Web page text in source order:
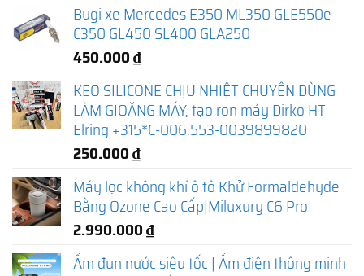
Bugi xe Mercedes E350 ML350 GLE550e
C350 GL450 SL400 GLA250
450.000₫
KEO SILICONE CHỊU NHIỆT CHUYÊN DÙNG
LÀM GIOĂNG MÁY, tạo ron máy Dirko HT
Elring +315*C-006.553-0039899820
250.000₫
Máy lọc không khí ô tô Khử Formaldehyde
Bằng Ozone Cao Cấp|Miluxury C6 Pro
2.990.000₫
Ấm đun nước siêu tốc | Ấm điện thông minh